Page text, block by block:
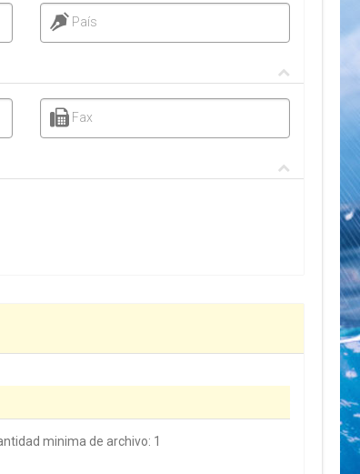
País
Fax
minima de archivo: 1